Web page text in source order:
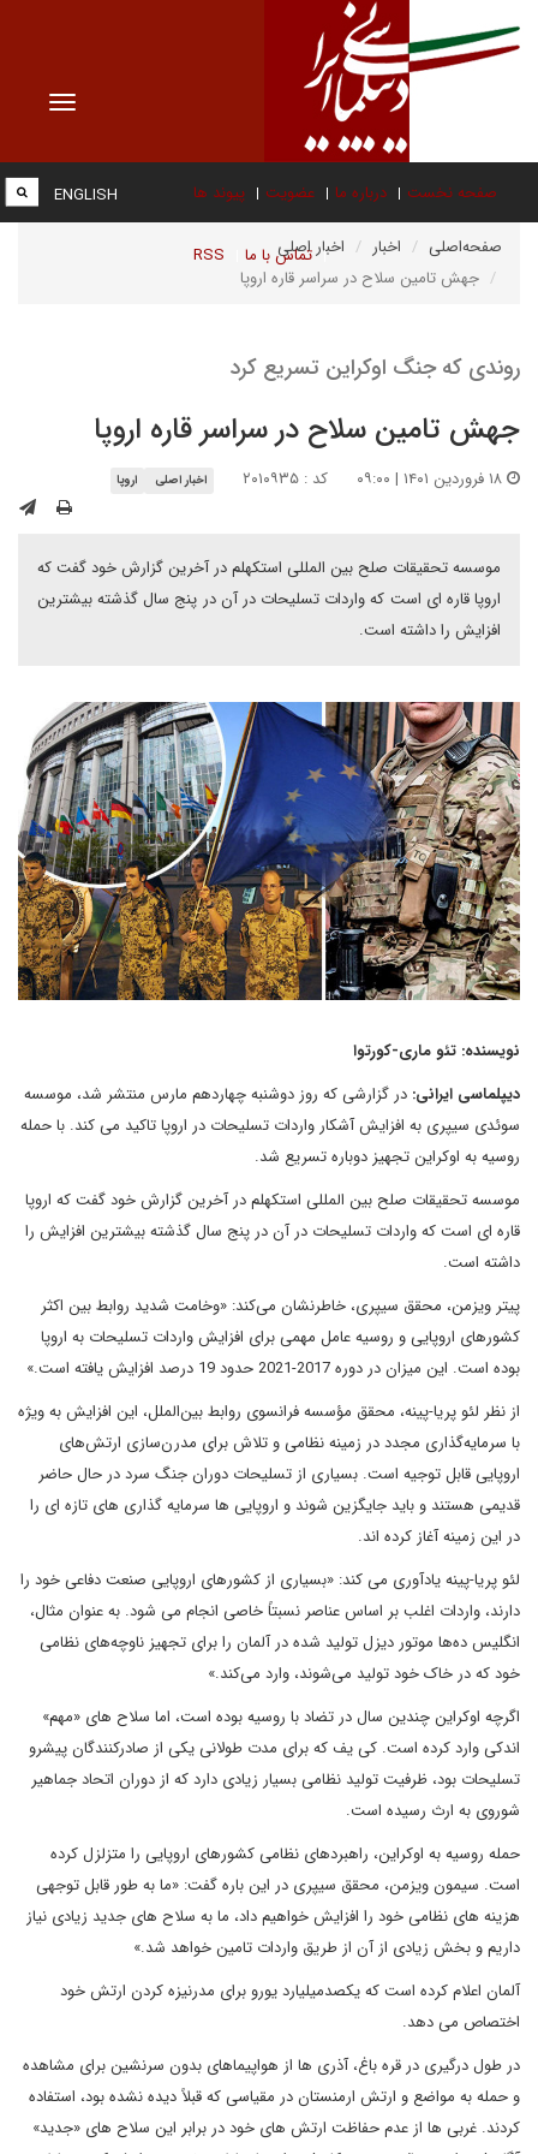
Toggle
صفحه نخست درباره ما عضویت پیوند ها
تماس با ما RSS
ENGLISH
صفحه‌اصلی اخبار
اخبار اصلی
جهش تامین سلاح در سراسر قاره اروپا
روندی که جنگ اوکراین تسریع کرد
جهش تامین سلاح در سراسر قاره اروپا
کد : ۲۰۱۰۹۳۵ اخبار اصلی اروپا
موسسه تحقیقات صلح بین المللی استکهلم در آخرین گزارش خود گفت که
اروپا قاره ای است که واردات تسلیحات در آن در پنج سال گذشته بیشترین
افزایش را داشته است.
نویسنده: تئو ماری-کورتوا
دیپلماسی ایرانی: در گزارشی که روز دوشنبه چهاردهم مارس منتشر شد، موسسه
سوئدی سیپری به افزایش آشکار واردات تسلیحات در اروپا تاکید می کند. با حمله
روسیه به اوکراین تجهیز دوباره تسریع شد.
موسسه تحقیقات صلح بین المللی استکهلم در آخرین گزارش خود گفت که اروپا
قاره ای است که واردات تسلیحات در آن در پنج سال گذشته بیشترین افزایش را
داشته است.
پیتر ویزمن، محقق سیپری، خاطرنشان می‌کند: «وخامت شدید روابط بین اکثر
کشورهای اروپایی و روسیه عامل مهمی برای افزایش واردات تسلیحات به اروپا
بوده است. این میزان در دوره 2017-2021 حدود 19 درصد افزایش یافته است.»
از نظر لئو پریا-پینه، محقق مؤسسه فرانسوی روابط بین‌الملل، این افزایش به ویژه
با سرمایه‌گذاری مجدد در زمینه نظامی و تلاش برای مدرن‌سازی ارتش‌های
اروپایی قابل توجیه است. بسیاری از تسلیحات دوران جنگ سرد در حال حاضر
قدیمی هستند و باید جایگزین شوند و اروپایی ها سرمایه گذاری های تازه ای را
در این زمینه آغاز کرده اند.
لئو پریا-پینه یادآوری می کند: «بسیاری از کشورهای اروپایی صنعت دفاعی خود را
دارند، واردات اغلب بر اساس عناصر نسبتاً خاصی انجام می شود. به عنوان مثال،
انگلیس ده‌ها موتور دیزل تولید شده در آلمان را برای تجهیز ناوچه‌های نظامی
خود که در خاک خود تولید می‌شوند، وارد می‌کند.»
اگرچه اوکراین چندین سال در تضاد با روسیه بوده است، اما سلاح های «مهم»
اندکی وارد کرده است. کی یف که برای مدت طولانی یکی از صادرکنندگان پیشرو
تسلیحات بود، ظرفیت تولید نظامی بسیار زیادی دارد که از دوران اتحاد جماهیر
شوروی به ارث رسیده است.
حمله روسیه به اوکراین، راهبردهای نظامی کشورهای اروپایی را متزلزل کرده
است. سیمون ویزمن، محقق سیپری در این باره گفت: «ما به طور قابل توجهی
هزینه های نظامی خود را افزایش خواهیم داد، ما به سلاح های جدید زیادی نیاز
داریم و بخش زیادی از آن از طریق واردات تامین خواهد شد.»
آلمان اعلام کرده است که یکصدمیلیارد یورو برای مدرنیزه کردن ارتش خود
اختصاص می دهد.
در طول درگیری در قره باغ، آذری ها از هواپیماهای بدون سرنشین برای مشاهده
و حمله به مواضع و ارتش ارمنستان در مقیاسی که قبلاً دیده نشده بود، استفاده
کردند. غربی ها از عدم حفاظت ارتش های خود در برابر این سلاح های «جدید»